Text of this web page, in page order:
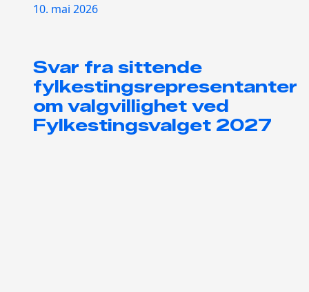
10. mai 2026
Svar fra sittende
fylkestingsrepresentanter
om valgvillighet ved
Fylkestingsvalget 2027